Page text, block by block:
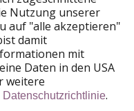
Nutzung unserer
auf "alle akzeptieren"
damit
mit
Daten in den USA
weitere
Datenschutzrichtlinie.